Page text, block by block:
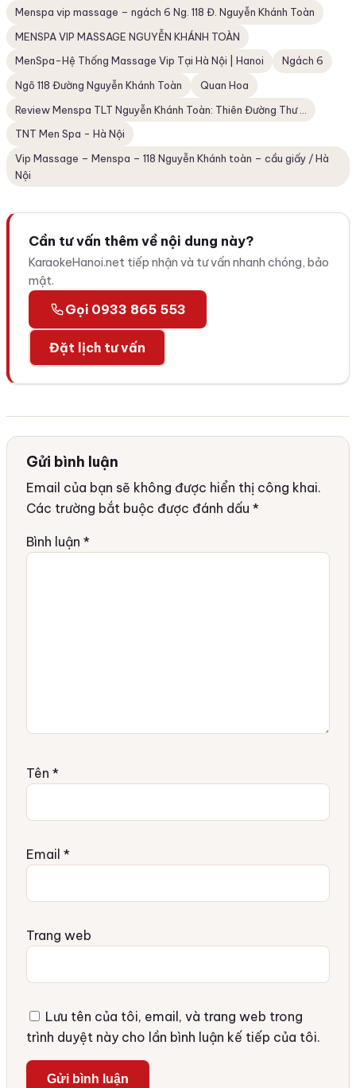
Menspa vip massage – ngách 6 Ng. 118 Đ. Nguyễn Khánh Toàn
️MENSPA VIP MASSAGE NGUYỄN KHÁNH TOÀN
MenSpa-Hệ Thống Massage Vip Tại Hà Nội | Hanoi
Ngách 6
Ngõ 118 Đường Nguyễn Khánh Toàn
Quan Hoa
Review Menspa TLT Nguyễn Khánh Toàn: Thiên Đường Thư ...
TNT Men Spa - Hà Nội
Vip Massage – Menspa – 118 Nguyễn Khánh toàn – cầu giấy / Hà
Nội
Cần tư vấn thêm về nội dung này?
KaraokeHanoi.net tiếp nhận và tư vấn nhanh chóng, bảo
mật.
Gọi 0933 865 553
Đặt lịch tư vấn
Gửi bình luận
Email của bạn sẽ không được hiển thị công khai.
Các trường bắt buộc được đánh dấu *
Bình luận *
Tên *
Email *
Trang web
Lưu tên của tôi, email, và trang web trong
trình duyệt này cho lần bình luận kế tiếp của tôi.